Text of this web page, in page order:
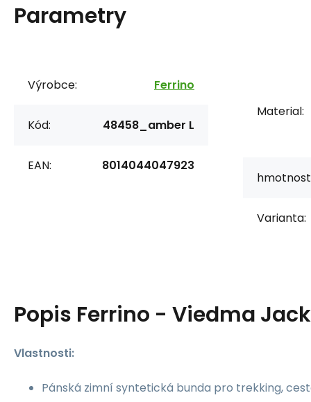
Parametry
Výrobce: Ferrino
Kód: 48458_amber L
EAN: 8014044047923
Material:
Varianta:
Popis Ferrino - Viedma
Vlastnosti:
Pánská zimní syntetická bunda pro trekking,